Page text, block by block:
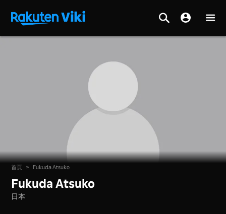
首頁 > Fukuda Atsuko
Fukuda Atsuko
日本